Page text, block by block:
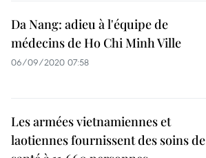
Da Nang: adieu à l'équipe de
médecins de Ho Chi Minh Ville
06/09/2020 07:58
Les armées vietnamiennes et
laotiennes fournissent des soins de